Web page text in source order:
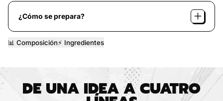
¿Cómo se prepara?
📊 Composición⚡️ Ingredientes
DE UNA IDEA A CUATRO